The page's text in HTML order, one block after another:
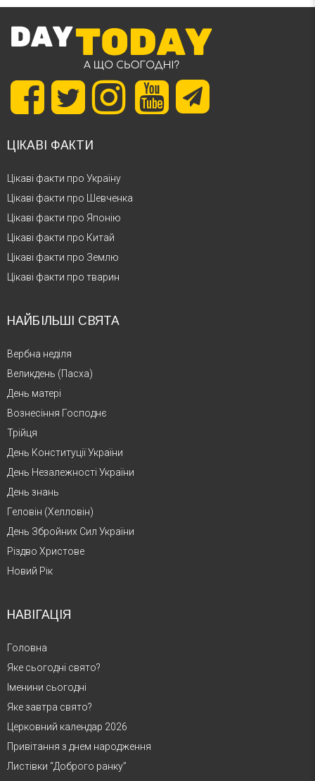
ЦІКАВІ ФАКТИ
Цікаві факти про Україну
Цікаві факти про Шевченка
Цікаві факти про Японію
Цікаві факти про Китай
Цікаві факти про Землю
Цікаві факти про тварин
НАЙБІЛЬШІ СВЯТА
Вербна неділя
Великдень (Пасха)
День матері
Вознесіння Господнє
Трійця
День Конституції України
День Незалежності України
День знань
Геловін (Хелловін)
День Збройних Сил України
Різдво Христове
Новий Рік
НАВІГАЦІЯ
Головна
Яке сьогодні свято?
Іменини сьогодні
Яке завтра свято?
Церковний календар 2026
Привітання з днем народження
Листівки “Доброго ранку”